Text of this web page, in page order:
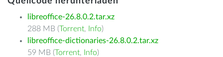
libreoffice-26.8.0.2.tar.xz
288 MB (Torrent, Info)
libreoffice-dictionaries-26.8.0.2.tar.xz
59 MB (Torrent, Info)